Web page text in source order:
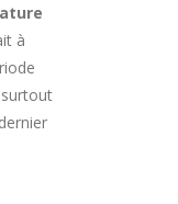
à
surtout